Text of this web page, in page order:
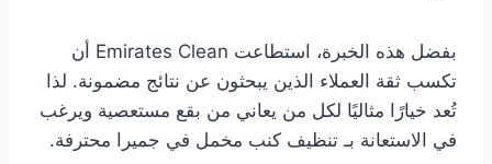
بفضل هذه الخبرة، استطاعت Emirates Clean أن
تكسب ثقة العملاء الذين يبحثون عن نتائج مضمونة. لذا
تُعد خيارًا مثاليًا لكل من يعاني من بقع مستعصية ويرغب
في الاستعانة بـ تنظيف كنب مخمل في جميرا محترفة.